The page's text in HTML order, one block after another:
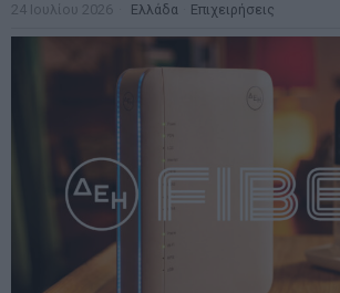
24 Ιουλίου 2026 Ελλάδα Επιχειρήσεις